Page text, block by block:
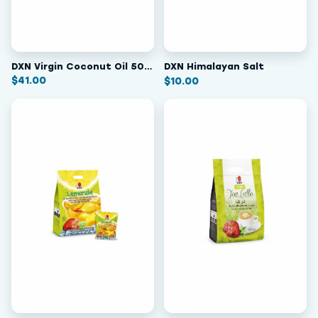
DXN Virgin Coconut Oil 500 ml
$41.00
DXN Himalayan Salt
$10.00